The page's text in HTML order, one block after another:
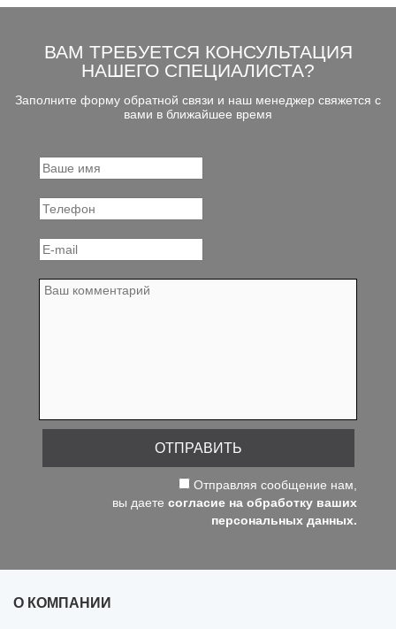
ВАМ ТРЕБУЕТСЯ КОНСУЛЬТАЦИЯ
НАШЕГО СПЕЦИАЛИСТА?
Заполните форму обратной связи и наш менеджер свяжется с
вами в ближайшее время
Отправляя сообщение нам,
вы даете согласие на обработку ваших
персональных данных.
ОТПРАВИТЬ
О КОМПАНИИ